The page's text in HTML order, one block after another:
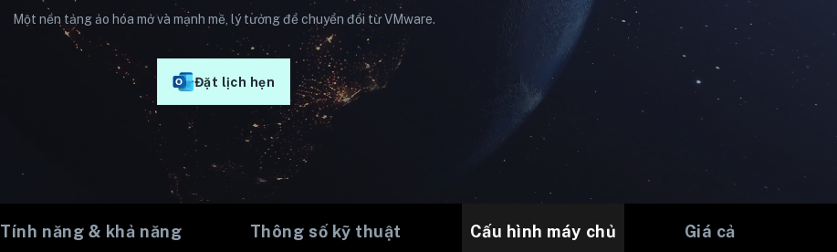
Một nền tảng ảo hóa mở và mạnh mẽ, lý tưởng để chuyển đổi từ VMware.
Đặt lịch hẹn
Tính năng & khả năng Thông số kỹ thuật Cấu hình máy chủ Giá cả